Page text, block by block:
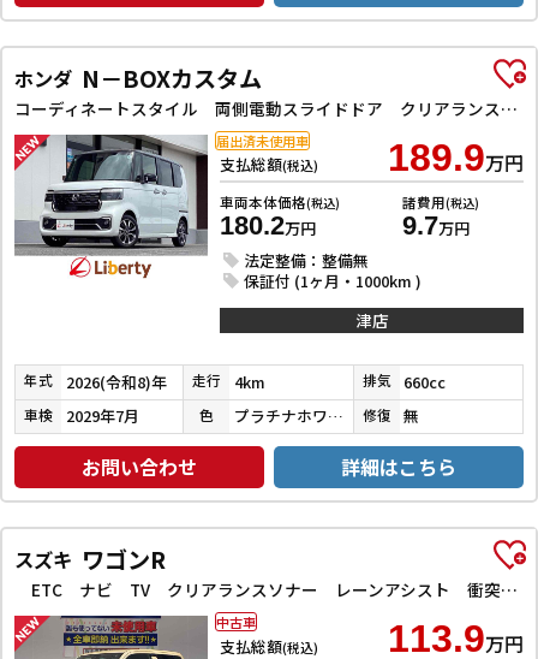
ホンダ N－BOXカスタム
コーディネートスタイル 両側電動スライドドア クリアランスソナー オートクルーズコントロール レーンアシスト オートライト スマートキー アイドリングストップ 電動格納ミラー ベンチシート CVT ESC
支払総額(税込) 189.9万円
車両本体価格(税込)
180.2万円
諸費用(税込)
9.7万円
法定整備：整備無
保証付 (1ヶ月・1000km )
届出済未使用車
津店
年式 2026(令和8)年 走行 4km 排気 660cc
車検 2029年7月 色 プラチナホワイトパール 修復 無
お問い合わせ 詳細はこちら
スズキ ワゴンR
ETC ナビ TV クリアランスソナー レーンアシスト 衝突被害軽減システム オートライト スマートキー アイドリングストップ 電動格納ミラー シートヒーター ベンチシート CVT ESC CD
支払総額(税込) 113.9万円
中古車